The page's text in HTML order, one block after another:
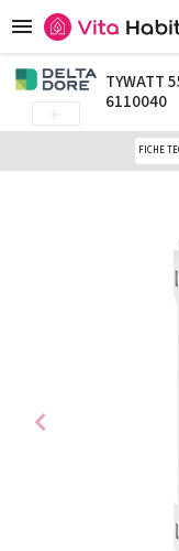

chevron_left
TYWATT
6110040
FICHE